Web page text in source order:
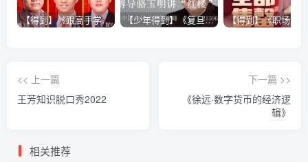
【得到】《跟高手学销售系列课》 【少年得到】《复旦博导骆玉明讲“红楼”》
<< 上一篇
王芳知识脱口秀2022
下一篇 >>
《徐远·数字货币的经济逻
辑》
相关推荐